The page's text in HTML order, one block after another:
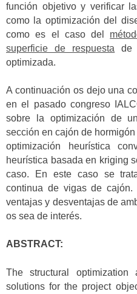
función objetivo y verificar
como la optimización del
como es el caso del
superficie de respuesta de
optimizada.
A continuación os dejo una
en el pasado congreso
sobre la optimización de
sección en cajón de
optimización heurística
heurística basada en kriging
caso. En este caso se
continua de vigas de cajón.
ventajas y desventajas de
os sea de interés.
ABSTRACT:
The structural
solutions for the project